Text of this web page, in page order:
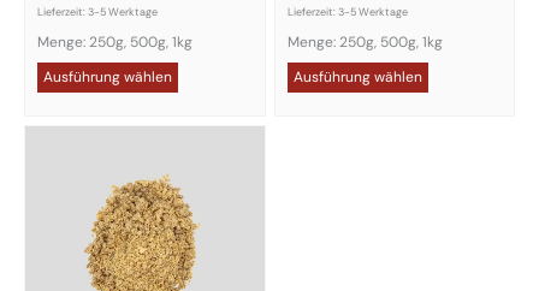
Lieferzeit:3-5 Werktage
Menge: 250g, 500g, 1kg
Ausführung wählen
Lieferzeit:3-5 Werktage
Menge: 250g, 500g, 1kg
Ausführung wählen
Dieses
Varianten
Optionen
können